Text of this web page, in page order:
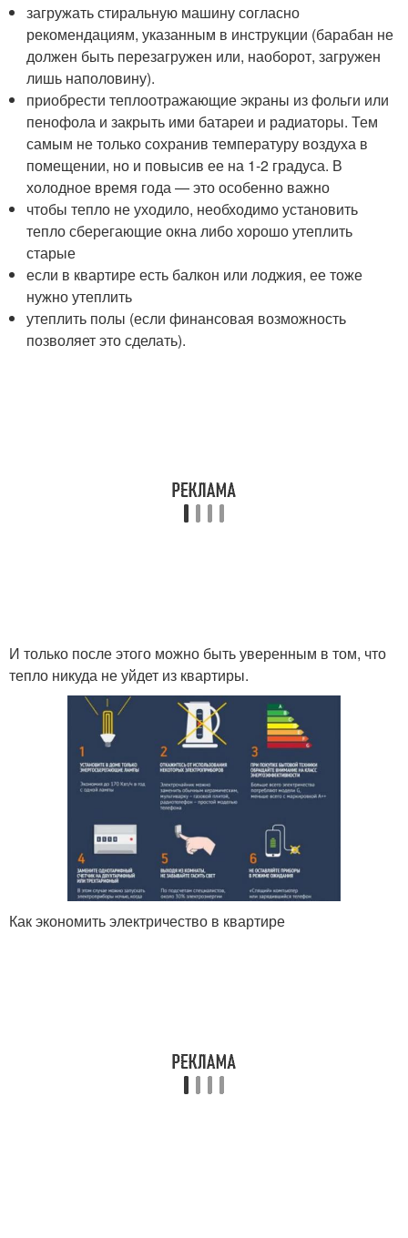
загружать стиральную машину согласно
рекомендациям, указанным в инструкции (барабан не
должен быть перезагружен или, наоборот, загружен
лишь наполовину).
приобрести теплоотражающие экраны из фольги или
пенофола и закрыть ими батареи и радиаторы. Тем
самым не только сохранив температуру воздуха в
помещении, но и повысив ее на 1-2 градуса. В
холодное время года — это особенно важно
чтобы тепло не уходило, необходимо установить
тепло сберегающие окна либо хорошо утеплить
старые
если в квартире есть балкон или лоджия, ее тоже
нужно утеплить
утеплить полы (если финансовая возможность
позволяет это сделать).
И только после этого можно быть уверенным в том, что
тепло никуда не уйдет из квартиры.
Как экономить электричество в квартире